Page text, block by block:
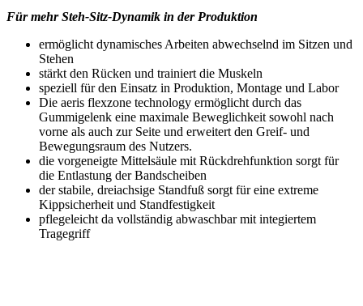
Für mehr Steh-Sitz-Dynamik in der Produktion
ermöglicht dynamisches Arbeiten abwechselnd im Sitzen und
Stehen
stärkt den Rücken und trainiert die Muskeln
speziell für den Einsatz in Produktion, Montage und Labor
Die aeris flexzone technology ermöglicht durch das
Gummigelenk eine maximale Beweglichkeit sowohl nach
vorne als auch zur Seite und erweitert den Greif- und
Bewegungsraum des Nutzers.
die vorgeneigte Mittelsäule mit Rückdrehfunktion sorgt für
die Entlastung der Bandscheiben
der stabile, dreiachsige Standfuß sorgt für eine extreme
Kippsicherheit und Standfestigkeit
pflegeleicht da vollständig abwaschbar mit integiertem
Tragegriff